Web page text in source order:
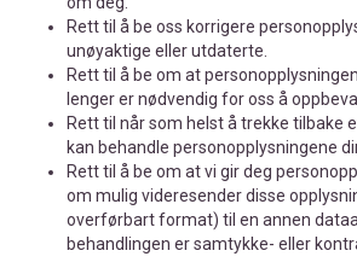
Rett til å be oss korrigere
unøyaktige eller utdaterte.
Rett til å be om at
lenger er nødvendig for oss å
Rett til når som helst å trekke tilbake
kan behandle personopplysningene
Rett til å be om at vi gir deg
om mulig videresender disse
overførbart format) til en annen
behandlingen er samtykke- eller